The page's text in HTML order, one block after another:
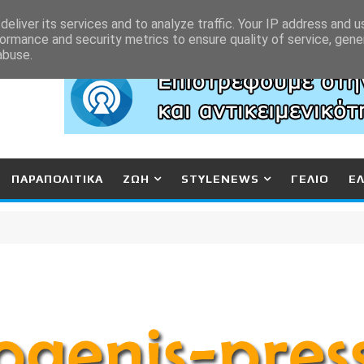
ΠΑΡΑΠΟΛΙΤΙΚΑ ΖΩΗ STYLENEWS ΓΕΛΙΟ
its services and to analyze traffic. Your IP address and
and security metrics to ensure quality of service,